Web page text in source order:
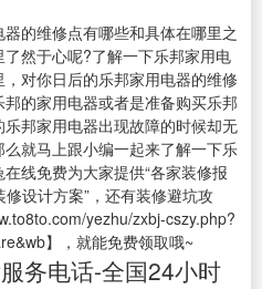
的维修点有哪些和具体在哪里之
然于心呢?了解一下乐邦家用电
对你日后的乐邦家用电器的维修
的家用电器或者是准备购买乐邦
邦家用电器出现故障的时候却无
就马上跟小编一起来了解一下乐
线免费为大家提供“各家装修报
设计方案”，还有装修避坑攻
yezhu/zxbj-cszy.php?
】，就能免费领取哦~
务电话-全国24小时